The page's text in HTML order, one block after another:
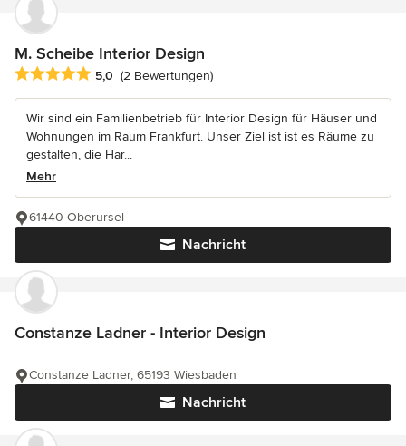
M. Scheibe Interior Design
Durchschnittliche Bewertung: 5 von 5 Sternen
5,0 (2 Bewertungen)
Wir sind ein Familienbetrieb für Interior Design für Häuser und
Wohnungen im Raum Frankfurt. Unser Ziel ist ist es Räume zu
gestalten, die Har...
Mehr
Nachricht
61440 Oberursel
Constanze Ladner - Interior Design
Nachricht
Constanze Ladner, 65193 Wiesbaden